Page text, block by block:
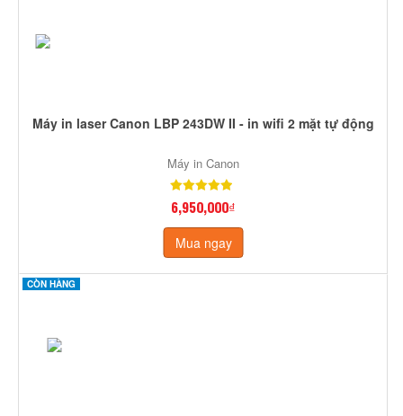
Máy in laser Canon LBP 243DW II - in wifi 2 mặt tự động
Máy in Canon
6,950,000₫
Mua ngay
CÒN HÀNG